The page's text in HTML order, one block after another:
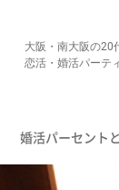
大阪・南大阪の20
恋活・婚活パーテ
婚活パーセント